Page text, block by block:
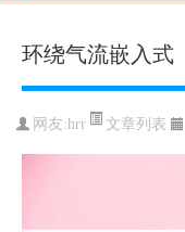
环绕气流嵌入式
网友:hrr 文章列表